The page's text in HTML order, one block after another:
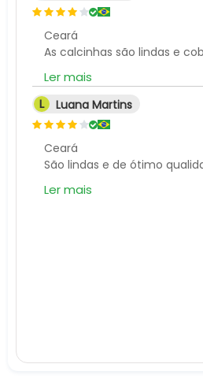
Ceará
Ler mais
L
Luana Martins
Ceará
Ler mais